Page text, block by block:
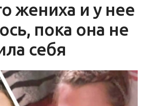
жениха и у нее
пока она не
себя